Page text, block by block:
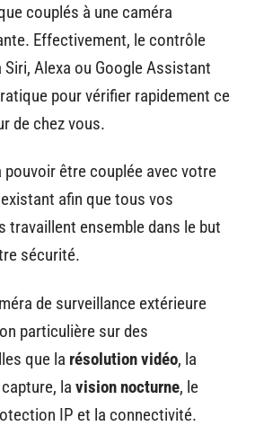
couplés à une caméra
Effectivement, le contrôle
Alexa ou Google Assistant
pour vérifier rapidement ce
de chez vous.
être couplée avec votre
afin que tous vos
travaillent ensemble dans le but
sécurité.
de surveillance extérieure
particulière sur des
que la résolution vidéo, la
la vision nocturne, le
IP et la connectivité.